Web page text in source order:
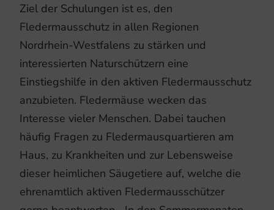
Ziel der Schulungen ist es, den
Fledermausschutz in allen Regionen
Nordrhein-Westfalens zu stärken und
interessierten Naturschützern eine
Einstiegshilfe in den aktiven Fledermausschutz
anzubieten. Fledermäuse wecken das
Interesse vieler Menschen. Dabei tauchen
häufig Fragen zu Fledermausquartieren am
Haus, zu Krankheiten und zur Lebensweise
dieser heimlichen Säugetiere auf, welche die
ehrenamtlich aktiven Fledermausschützer